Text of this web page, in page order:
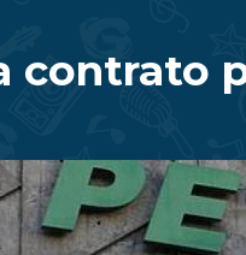
contrato